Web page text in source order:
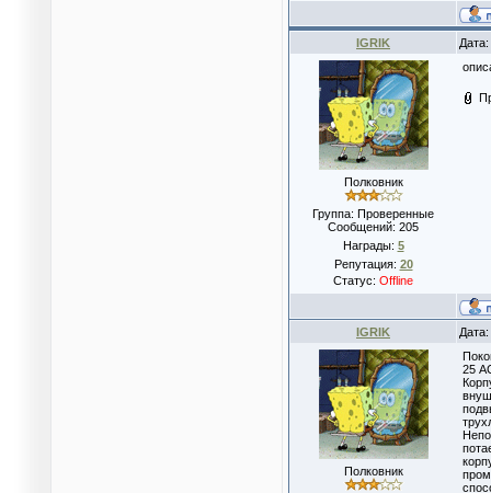
IGRIK
Полковник
Группа: Проверенные
Сообщений: 205
Награды: 5
Репутация: 20
Статус: Offline
IGRIK
Полковник
25